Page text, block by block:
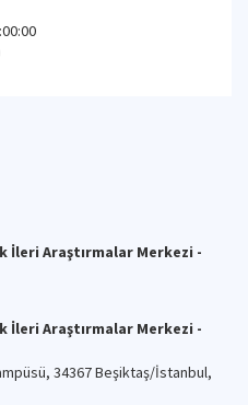
İleri Araştırmalar Merkezi -
İleri Araştırmalar Merkezi -
34367 Beşiktaş/İstanbul,